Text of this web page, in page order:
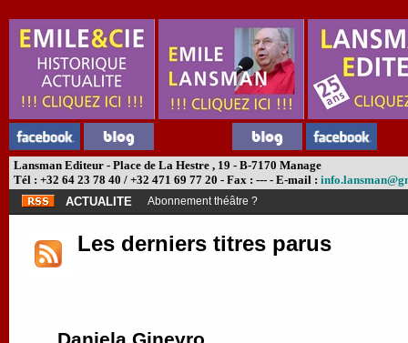
Lansman Editeur - Place de La Hestre , 19 - B-7170 Manage
Tél : +32 64 23 78 40 / +32 471 69 77 20 - Fax : --- - E-mail :
ACTUALITE
Abonnement théâtre ?
Les derniers titres parus